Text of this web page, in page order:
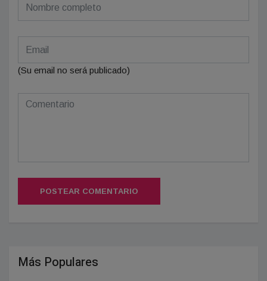
(Su email no será publicado)
POSTEAR COMENTARIO
Más Populares